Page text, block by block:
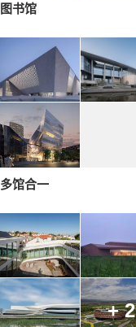
图书馆
多馆合一
+ 2